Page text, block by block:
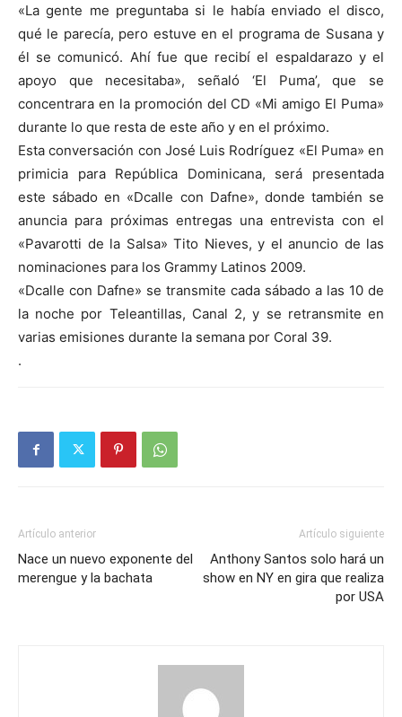
«La gente me preguntaba si le había enviado el disco,
qué le parecía, pero estuve en el programa de Susana y
él se comunicó. Ahí fue que recibí el espaldarazo y el
apoyo que necesitaba», señaló ‘El Puma’, que se
concentrara en la promoción del CD «Mi amigo El Puma»
durante lo que resta de este año y en el próximo.
Esta conversación con José Luis Rodríguez «El Puma» en
primicia para República Dominicana, será presentada
este sábado en «Dcalle con Dafne», donde también se
anuncia para próximas entregas una entrevista con el
«Pavarotti de la Salsa» Tito Nieves, y el anuncio de las
nominaciones para los Grammy Latinos 2009.
«Dcalle con Dafne» se transmite cada sábado a las 10 de
la noche por Teleantillas, Canal 2, y se retransmite en
varias emisiones durante la semana por Coral 39.
.
Artículo anterior
Nace un nuevo exponente del
merengue y la bachata
Artículo siguiente
Anthony Santos solo hará un
show en NY en gira que realiza
por USA